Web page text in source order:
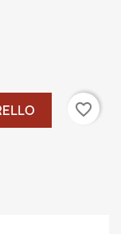
favorite_border